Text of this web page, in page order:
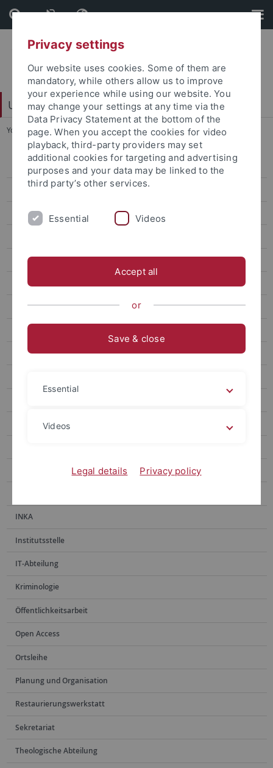
Skip
to
content
Skip
to
footer
Universitätsbibliothek
You are here: Startseite ... Verwaltung
Bereichsbibliothek
Digitalisierungszentrum
Dokumentlieferung
E-Learning
E-Medien
E-Publikationen
Erwerbung
Fachinformationsdienste
Historischer Lesesaal
INKA
Institutsstelle
IT-Abteilung
Kriminologie
Öffentlichkeitsarbeit
Open Access
Ortsleihe
Planung und Organisation
Restaurierungswerkstatt
Sekretariat
Theologische Abteilung
Privacy settings
Our website uses cookies. Some of them are
mandatory, while others allow us to improve
your experience while using our website. You
may change your settings at any time via the
Data Privacy Statement at the bottom of the
page. When you accept the cookies for video
playback, third-party providers may set
additional cookies for targeting and advertising
purposes and your data may be linked to the
third party’s other services.
Essential Videos
Accept all
or
Save & close
Essential
Videos
Legal details Privacy policy